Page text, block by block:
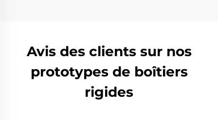
Avis des clients sur nos
prototypes de boîtiers
rigides